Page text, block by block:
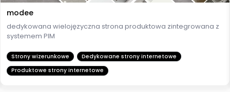
modee
dedykowana wielojęzyczna strona produktowa zintegrowana z
systemem PIM
Strony wizerunkowe
Dedykowane strony internetowe
Produktowe strony internetowe